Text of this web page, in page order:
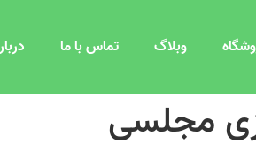
وبلاگ تماس با ما
مجلسی